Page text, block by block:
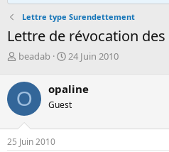
Lettre type Surendettement
Lettre de révocation
A
t
e
u
r
d
e
beadab
D
e
d
d
24 Juin 2010
O opaline
Guest
25 Juin 2010